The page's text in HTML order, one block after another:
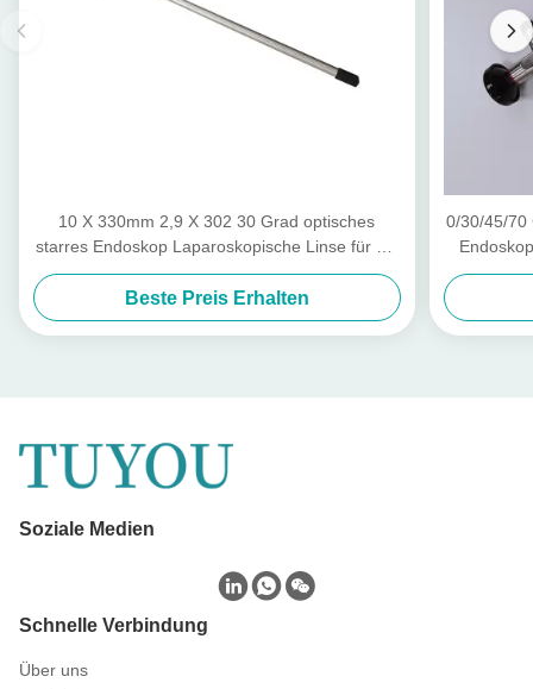
10 X 330mm 2,9 X 302 30 Grad optisches
starres Endoskop Laparoskopische Linse für die
Laparoskopie Hysteroskopie
Beste Preis Erhalten
0/30/45/70
Soziale Medien
Schnelle Verbindung
Über uns